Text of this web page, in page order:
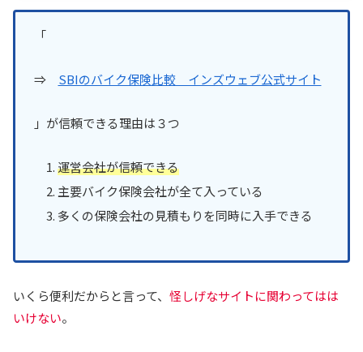
「
⇒ SBIのバイク保険比較 インズウェブ公式サイト
」が信頼できる理由は３つ
運営会社が信頼できる
主要バイク保険会社が全て入っている
多くの保険会社の見積もりを同時に入手できる
いくら便利だからと言って、 怪しげなサイトに関わってはは
いけない。